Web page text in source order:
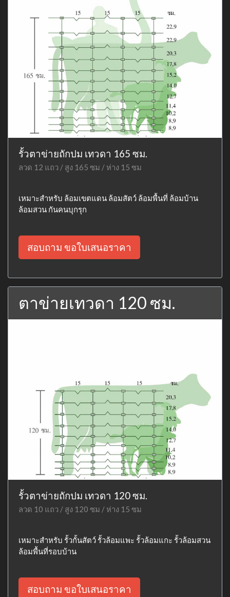
รั้วตาข่ายถักปม เทวดา 165 ซม.
ลวด 12 แถว / สูง 165 ซม / ห่าง 15 ซม
เหมาะสำหรับ ล้อมเขตแดน ล้อมสัตว์ ล้อมพื้นที่ ล้อมบ้าน
ล้อมสวน กันคนบุกรุก
สอบถาม ขอใบเสนอราคา
ตาข่ายเทวดา 120 ซม.
รั้วตาข่ายถักปม เทวดา 120 ซม.
ลวด 10 แถว / สูง 120 ซม / ห่าง 15 ซม
เหมาะสำหรับ รั้วกั้นสัตว์ รั้วล้อมแพะ รั้วล้อมแกะ รั้วล้อมสวน
ล้อมพื้นที่รอบบ้าน
สอบถาม ขอใบเสนอราคา